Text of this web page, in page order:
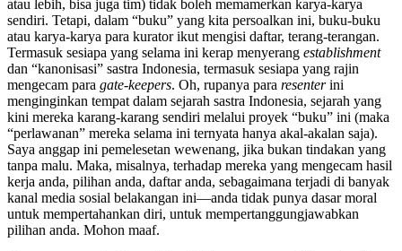
atau lebih, bisa juga tim) tidak boleh memamerkan karya-karya
sendiri. Tetapi, dalam “buku” yang kita persoalkan ini, buku-buku
atau karya-karya para kurator ikut mengisi daftar, terang-terangan.
Termasuk sesiapa yang selama ini kerap menyerang establishment
dan “kanonisasi” sastra Indonesia, termasuk sesiapa yang rajin
mengecam para gate-keepers. Oh, rupanya para resenterini
menginginkan tempat dalam sejarah sastra Indonesia, sejarah yang
kini mereka karang-karang sendiri melalui proyek “buku” ini (maka
“perlawanan” mereka selama ini ternyata hanya akal-akalan saja).
Saya anggap ini pemelesetan wewenang, jika bukan tindakan yang
tanpa malu. Maka, misalnya, terhadap mereka yang mengecam hasil
kerja anda, pilihan anda, daftar anda, sebagaimana terjadi di banyak
kanal media sosial belakangan ini—anda tidak punya dasar moral
untuk mempertahankan diri, untuk mempertanggungjawabkan
pilihan anda. Mohon maaf.